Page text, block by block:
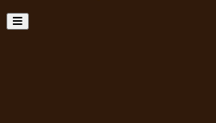
Menu